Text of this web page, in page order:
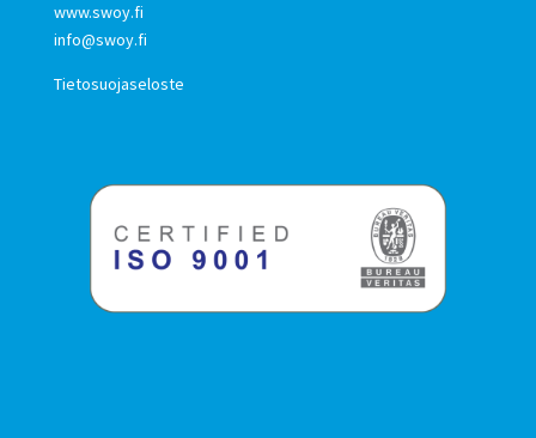
www.swoy.fi
info@swoy.fi
Tietosuojaseloste